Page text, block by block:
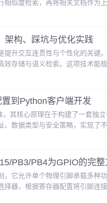
似度检索，再将相关文档作为
性与准确性，又发挥了大模型的
成为工程实践中的核心挑战。本
架构、踩坑与优化实践
升交互连贯性与个性化的关键
存储与语义检索。这项技术能
管理、智能客服与个性化推荐等
量维度匹配以及内存资源管理，
到Python客户端开发
其核心原理在于构建了一套独
数据类型与安全策略，实现了
置复杂、数据模型不统一等集成
据互通，详细阐述了包括环境配
PB3/PB4为GPIO的完整
它允许单个物理引脚承载多种
器，根据寄存器配置将引脚连接
本的关键技术。在工程实践中，